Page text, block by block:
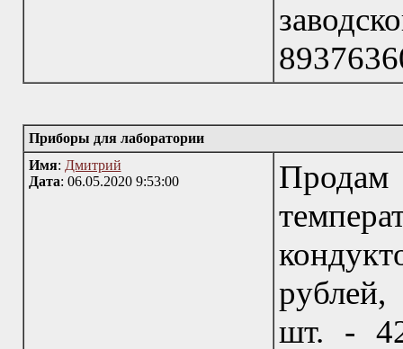
Приборы для лаборатории
Имя: Дмитрий
Дата: 06.05.2020 9:53:00
шт. -